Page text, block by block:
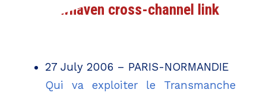
Newhaven cross-channel link
27 July 2006 – PARIS-NORMANDIE
Qui va exploiter le Transmanche